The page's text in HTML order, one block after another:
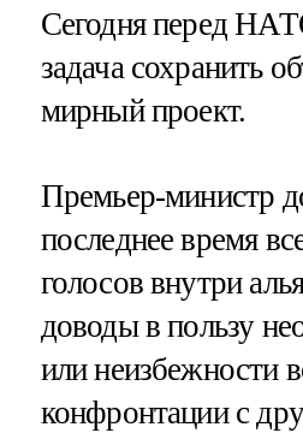
Сегодня перед
задача сохранить
мирный проект.
Премьер-министр
последнее время
голосов внутри
доводы в пользу
или неизбежности
конфронтации с